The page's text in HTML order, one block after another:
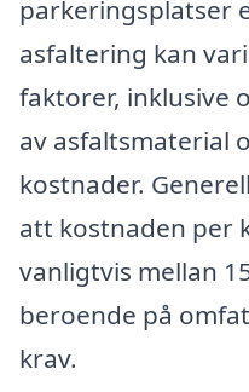
parkeringsplatser
asfaltering kan
faktorer, inklusive
av asfaltsmaterial
kostnader.
att kostnaden per
vanligtvis mellan
beroende på
krav.